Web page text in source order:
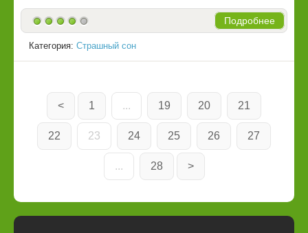
Подробнее
Категория: Страшный сон
< 1 ... 19 20 21
22 23 24 25 26 27
... 28 >